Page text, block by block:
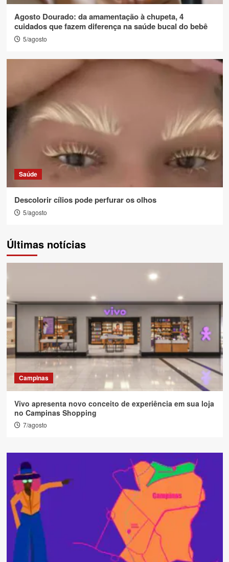
Agosto Dourado: da amamentação à chupeta, 4
cuidados que fazem diferença na saúde bucal do bebê
5/agosto
Saúde
Descolorir cílios pode perfurar os olhos
5/agosto
Últimas notícias
Campinas
Vivo apresenta novo conceito de experiência em sua loja
no Campinas Shopping
7/agosto